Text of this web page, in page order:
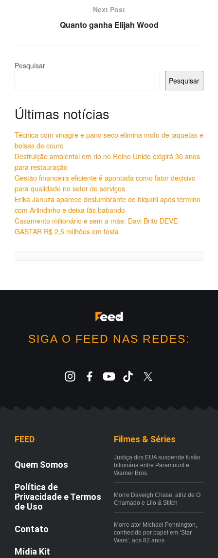
Next Post
Quanto ganha Elijah Wood
Pesquisar
Pesquisar
Últimas notícias
Técnica com vinagre e pano seco elimina mofo de jaquetas e
bolsas de couro
Destruição ambiental em rio no Reino Unido exigirá 30 anos
para restauração
Gestão financeira eficiente é apontada como fator decisivo
para qualidade no setor de serviços
Erika Januza aparece deslumbrante de biquíni após término
com Arlindinho e deixa fãs babando
Casamento milionário e sem a mãe: Davi Brito DEVE
GASTAR R$ 2,5 milhões em festa
SIGA O FEED NAS REDES:
FEED
Quem Somos
Política de
Privacidade e Termos
de Uso
Contato
Mídia Kit
Filmes & Séries
Justiça dos EUA suspende fusão
bilionária entre Paramount e
Warner Bros.
Morre Daveigh Chase, atriz de O
Chamado e Lilo & Stitch
Morre ator Michael Pennington,
conhecido por papel em ‘Star
Wars’, aos 82 anos